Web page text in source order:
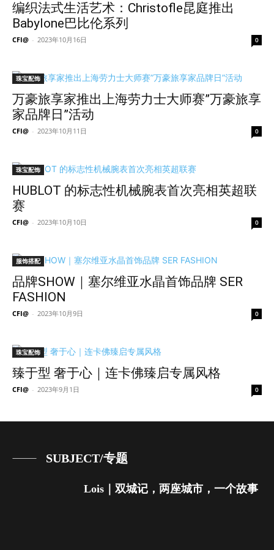
编织法式生活艺术：Christofle昆庭推出
Babylone巴比伦系列
CFI@ - 2023年10月16日 0
珠宝配饰
万豪旅享家推出上海劳力士大师赛”万豪旅享
家品牌日”活动
CFI@ - 2023年10月11日 0
珠宝配饰
HUBLOT 的标志性机械腕表首次亮相英超联
赛
CFI@ - 2023年10月10日 0
服饰搭配
品牌SHOW｜塞尔维亚水晶首饰品牌 SER
FASHION
CFI@ - 2023年10月9日 0
珠宝配饰
臻于型 奢于心｜连卡佛臻启专属风格
CFI@ - 2023年9月1日 0
SUBJECT/专题
Lois｜双城记，两座城市，一个故事